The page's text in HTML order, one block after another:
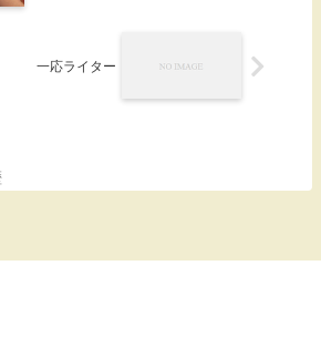
一応ライター